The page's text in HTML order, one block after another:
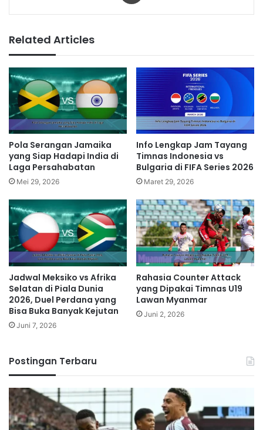
Related Articles
Pola Serangan Jamaika
yang Siap Hadapi India di
Laga Persahabatan
Mei 29, 2026
Info Lengkap Jam Tayang
Timnas Indonesia vs
Bulgaria di FIFA Series 2026
Maret 29, 2026
Jadwal Meksiko vs Afrika
Selatan di Piala Dunia
2026, Duel Perdana yang
Bisa Buka Banyak Kejutan
Juni 7, 2026
Rahasia Counter Attack
yang Dipakai Timnas U19
Lawan Myanmar
Juni 2, 2026
Postingan Terbaru